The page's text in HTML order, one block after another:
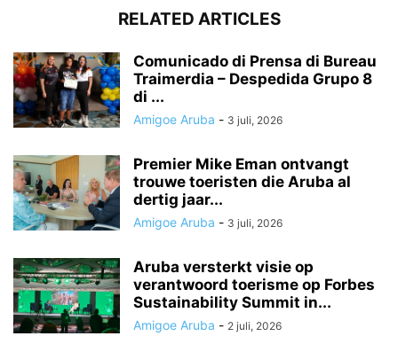
RELATED ARTICLES
Comunicado di Prensa di Bureau
Traimerdia – Despedida Grupo 8
di ...
Amigoe Aruba - 3 juli, 2026
Premier Mike Eman ontvangt
trouwe toeristen die Aruba al
dertig jaar...
Amigoe Aruba - 3 juli, 2026
Aruba versterkt visie op
verantwoord toerisme op Forbes
Sustainability Summit in...
Amigoe Aruba - 2 juli, 2026